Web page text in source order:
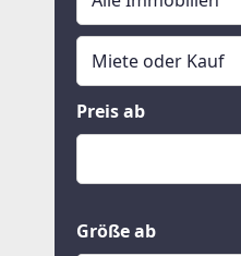
Suche läuft
Alle Immobilien
Häuser
Grund und Boden
Miete oder Kauf
Miete oder Kauf
Kauf
Preis ab
Größe ab